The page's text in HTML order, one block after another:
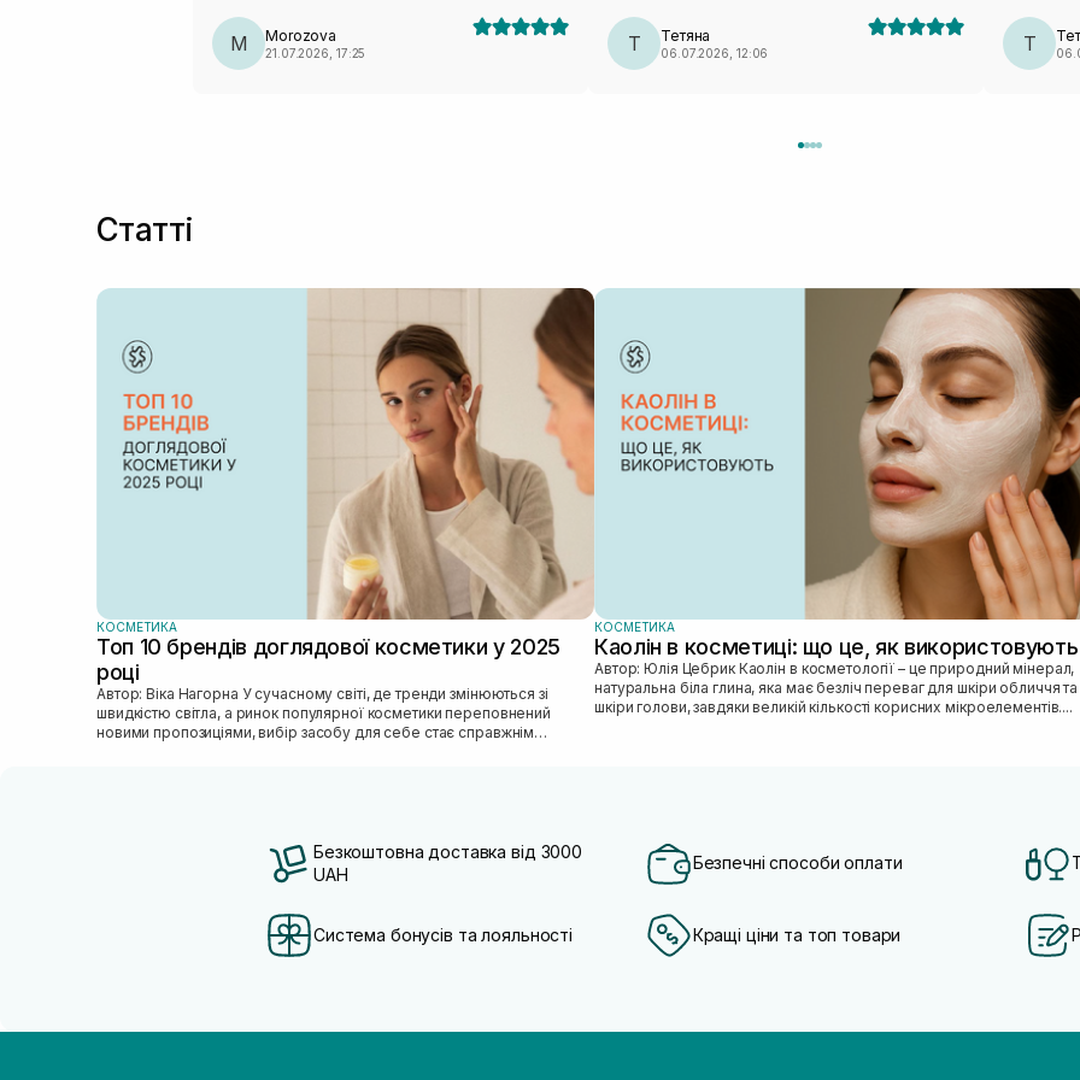
M Morozova
21.07.2026, 17:25 Т Тетяна
06.07.2026, 12:06 Т
Статті
КОСМЕТИКА
Топ 10 брендів доглядової косметики у 2025
році
Автор: Віка Нагорна У сучасному світі, де тренди змінюються зі
швидкістю світла, а ринок популярної косметики переповнений
новими пропозиціями, вибір засобу для себе стає справжнім
КОСМЕТИКА
Каолін в косметиці: що це, як використовують
Автор: Юлія Цебрик Каолін в косметології – це природний мінерал,
натуральна біла глина, яка має безліч переваг для шкіри обличчя та
шкіри голови, завдяки великій кількості корисних мікроелементів....
Безкоштовна доставка від 3000
UAH
Безпечні способи оплати
Система бонусів та лояльності Кращі ціни та топ товари